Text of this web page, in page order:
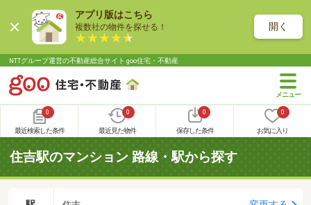
アプリ版はこちら
複数社の物件を探せる！ 開く
NTTグループ運営の不動産総合サイト goo住宅・不動産
0
最近検索した条件
0
最近見た物件
0
保存した条件
0
お気に入り
住吉駅のマンション 路線・駅から探す